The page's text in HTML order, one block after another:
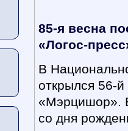
85-я весна
«Логос-
В
открылся 56-
«Мэрцишор».
со дня